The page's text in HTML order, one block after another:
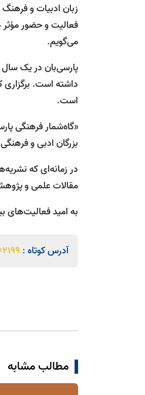
زبان ادبیات و
فعالیت و حضور
می‌گویم.
پارسی‌بان در یک
داشته است. برگزاری
است.
«گاه‌شمار فرهنگی
بزرگان ادبی و
در زمانه‌ای که
مقالات علمی و
به امید فعالیت‌های
آدرس کوتاه :
مطالب مشابه